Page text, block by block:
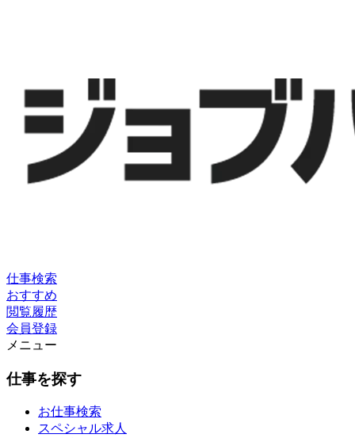
仕事検索
おすすめ
閲覧履歴
会員登録
メニュー
仕事を探す
お仕事検索
スペシャル求人